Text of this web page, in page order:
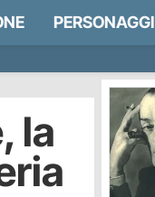
PERSONAGGI
la